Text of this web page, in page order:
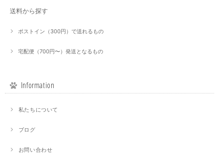
送料から探す
ポストイン（300円）で送れるもの
宅配便（700円〜）発送となるもの
Information
私たちについて
ブログ
お問い合わせ